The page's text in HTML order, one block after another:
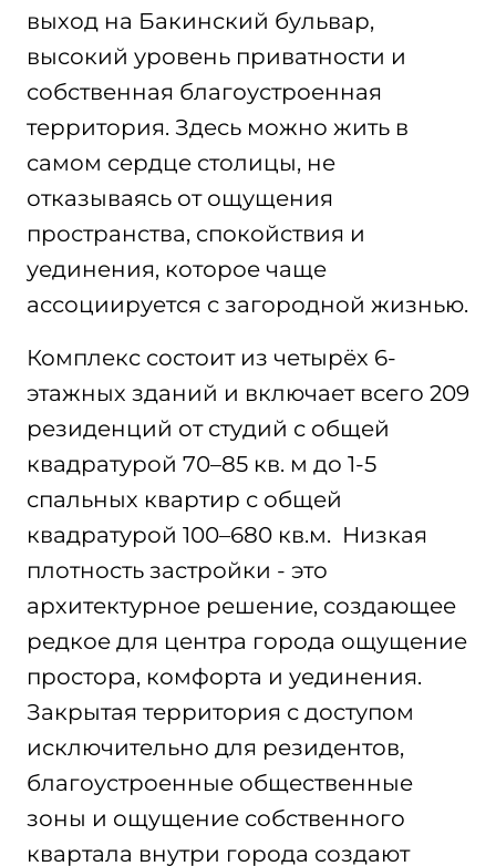
выход на Бакинский бульвар,
высокий уровень приватности и
собственная благоустроенная
территория. Здесь можно жить в
самом сердце столицы, не
отказываясь от ощущения
пространства, спокойствия и
уединения, которое чаще
ассоциируется с загородной жизнью.
Комплекс состоит из четырёх 6-
этажных зданий и включает всего 209
резиденций от студий с общей
квадратурой 70–85 кв. м до 1-5
спальных квартир с общей
квадратурой 100–680 кв.м. Низкая
плотность застройки - это
архитектурное решение, создающее
редкое для центра города ощущение
простора, комфорта и уединения.
Закрытая территория с доступом
исключительно для резидентов,
благоустроенные общественные
зоны и ощущение собственного
квартала внутри города создают